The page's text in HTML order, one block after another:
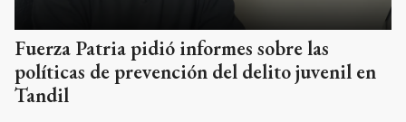
Fuerza Patria pidió informes sobre las
políticas de prevención del delito juvenil en
Tandil